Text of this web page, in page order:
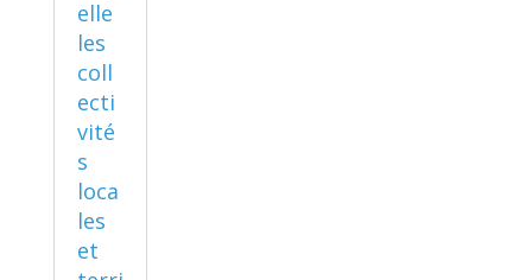
elle
les
coll
ecti
vité
s
loca
les
et